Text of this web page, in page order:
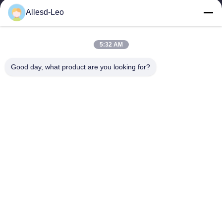
a experiência 16years, como um fabricante e um exportador
principais de ESD & produtos da sala de limpeza, nós
Casa
Produtos
Allesd-Leo
5:32 AM
Good day, what product are you looking for?